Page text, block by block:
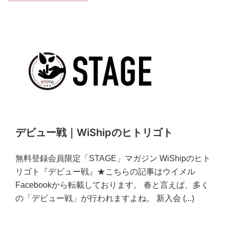
デビュー戦｜WiShipのヒトリゴト
無料登録会員限定「STAGE」マガジン WiShipのヒト
リゴト『デビュー戦』★こちらの記事はウイメル
Facebookから転載しております。 春と言えば、多く
の「デビュー戦」が行われますよね。 新入会 (...)